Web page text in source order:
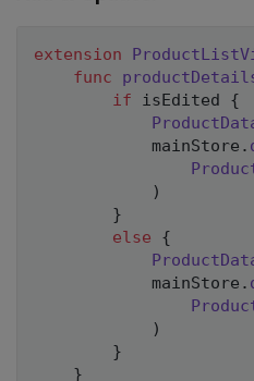
extension
func
if isEdited {
            mainStore
.
)
}
else
{
            mainStore
.
)
}
}